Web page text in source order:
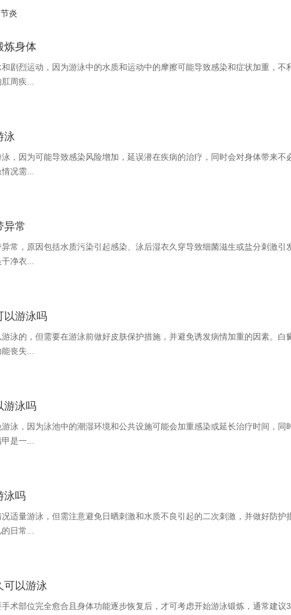
炎
炼身体
剧烈运动，因为游泳中的水质和运动中的摩擦可能导致感染和症状加重，不
周疾...
泳
，因为可能导致感染风险增加，延误潜在疾病的治疗，同时会对身体带来不
况需...
异常
常，原因包括水质污染引起感染、泳后湿衣久穿导致细菌滋生或盐分刺激引
净衣...
以游泳吗
泳的，但需要在游泳前做好皮肤保护措施，并避免诱发病情加重的因素。白
丧失...
游泳吗
泳，因为泳池中的潮湿环境和公共设施可能会加重感染或延长治疗时间，同
是一...
泳吗
适量游泳，但需注意避免日晒刺激和水质不良引起的二次刺激，并做好防护
日常...
可以游泳
术部位完全愈合且身体功能逐步恢复后，才可考虑开始游泳锻炼，通常建议